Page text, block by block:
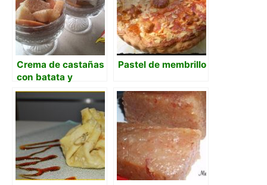
Crema de castañas
con batata y
membrillo
Pastel de membrillo